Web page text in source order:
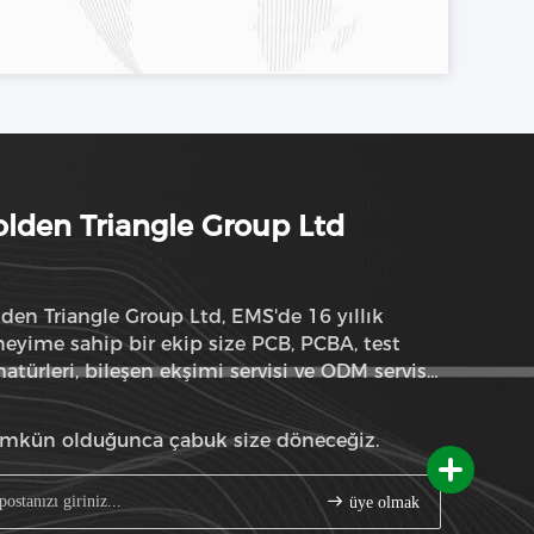
Triangle Group Ltd
Triangle Group Ltd, EMS'de 16 yıllık
sahip bir ekip size PCB, PCBA, test
bileşen ekşimi servisi ve ODM servisi
olduğunca çabuk size döneceğiz.
üye olmak